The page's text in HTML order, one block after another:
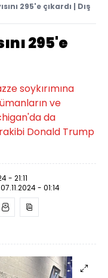
295'e çıkardı | Dış
295'e
soykırımına
ve
da
Donald Trump
- 21:11
07.11.2024 - 01:14